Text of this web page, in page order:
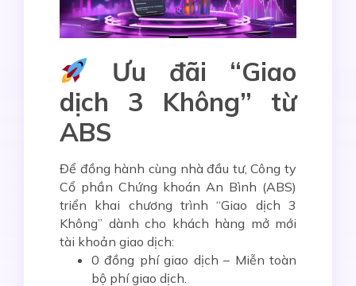
Ưu đãi “Giao
dịch 3 Không” từ
ABS
Để đồng hành cùng nhà đầu tư, Công ty
Cổ phần Chứng khoán An Bình (ABS)
triển khai chương trình“Giao dịch 3
Không” dành cho khách hàng mở mới
tài khoản giao dịch:
0 đồng phí giao dịch – Miễn toàn
bộ phí giao dịch.